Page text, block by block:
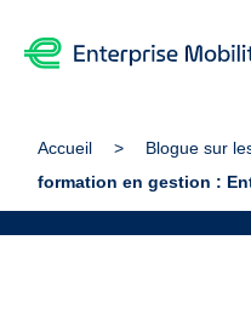
Accueil Blogue sur
formation en gestion :